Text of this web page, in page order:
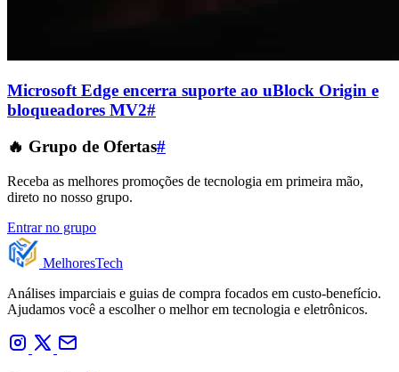
Microsoft Edge encerra suporte ao uBlock Origin e
bloqueadores MV2#
🔥 Grupo de Ofertas#
Receba as melhores promoções de tecnologia em primeira mão,
direto no nosso grupo.
Entrar no grupo
MelhoresTech
Análises imparciais e guias de compra focados em custo-benefício.
Ajudamos você a escolher o melhor em tecnologia e eletrônicos.